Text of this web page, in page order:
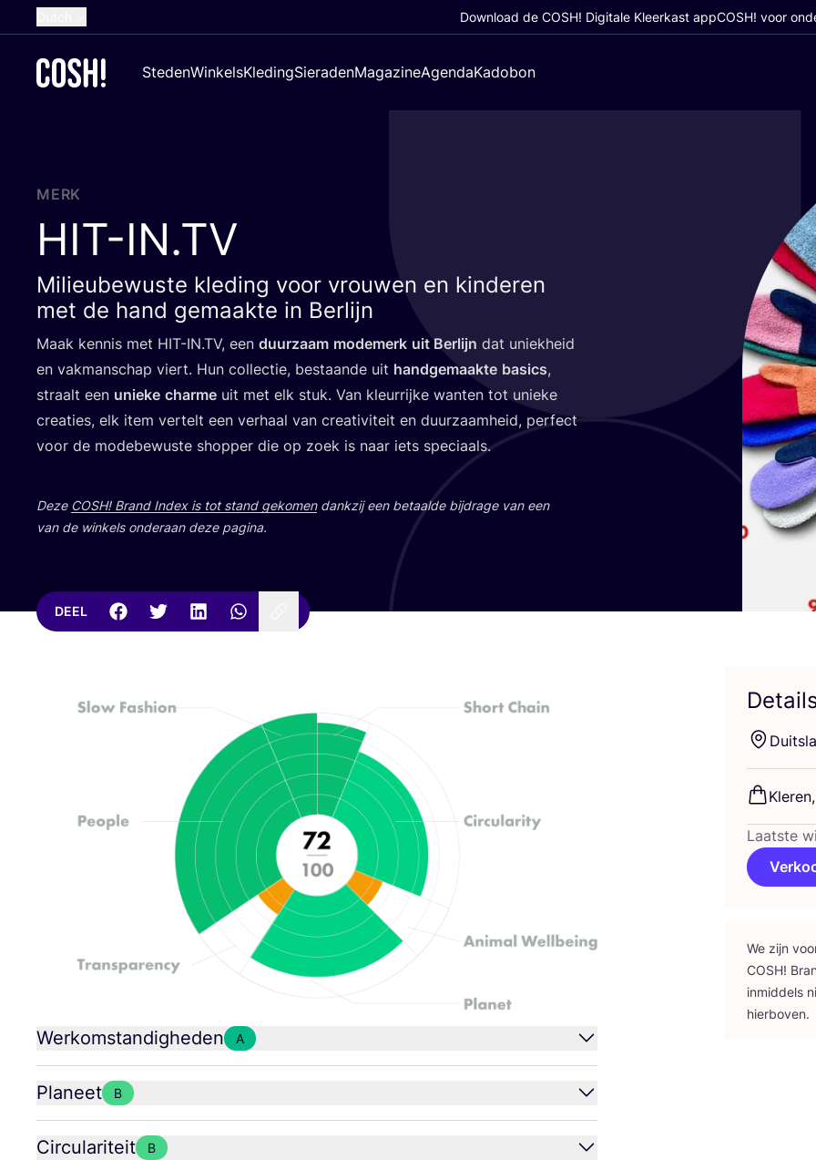
French
Croatian
Download de COSH! Digitale Kleerkast appCOSH! voor
StedenWinkelsKledingSieradenMagazineAgendaKadobon
MERK
HIT​-IN​.TV
Milieubewuste kleding voor vrouwen en kinderen
met de hand gemaakte in Berlijn
Maak ken­nis met HIT​-IN​.TV, een duur­zaam mode­merk uit Ber­lijn dat uniek­heid
en vak­man­schap viert. Hun col­lec­tie, bestaan­de uit hand­ge­maak­te basics,
straalt een unie­ke char­me uit met elk stuk. Van kleur­rij­ke wan­ten tot unie­ke
cre­a­ties, elk item ver­telt een ver­haal van cre­a­ti­vi­teit en duur­zaam­heid, per­fect
voor de mode­be­wus­te shop­per die op zoek is naar iets speciaals.
Deze COSH! Brand Index is tot stand geko­mendank­zij een betaal­de bij­dra­ge van een
van de win­kels onder­aan deze pagina.
DEEL
Werkomstandigheden A
Planeet B
Circulariteit B
Laatste
We zijn
COSH!
inmid­dels
hierboven.